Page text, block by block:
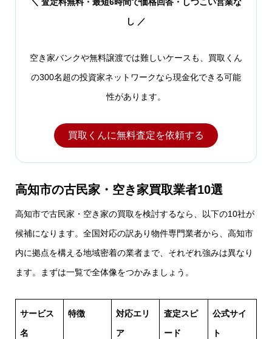
し ／
空き家バンクや無料譲渡では難しいケースも、買取くん
の300名超の投資家ネットワークなら現金化できる可能
性があります。
買取くんに無料査定を依頼する
高知市の古民家・空き家買取業者10選
高知市で古民家・空き家の買取を検討するなら、以下の10社が
候補になります。全国対応の訳あり物件専門業者から、高知市
内に拠点を構える地域密着の業者まで、それぞれ強みは異なり
ます。まずは一覧で全体像をつかみましょう。
サービス
名
特徴
対応エリ
ア
査定スピ
ード
公式サイ
ト